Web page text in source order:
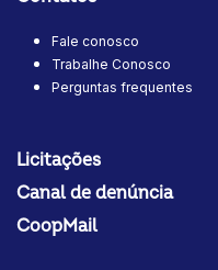
Fale conosco
Trabalhe Conosco
Perguntas frequentes
Licitações
Canal de denúncia
CoopMail